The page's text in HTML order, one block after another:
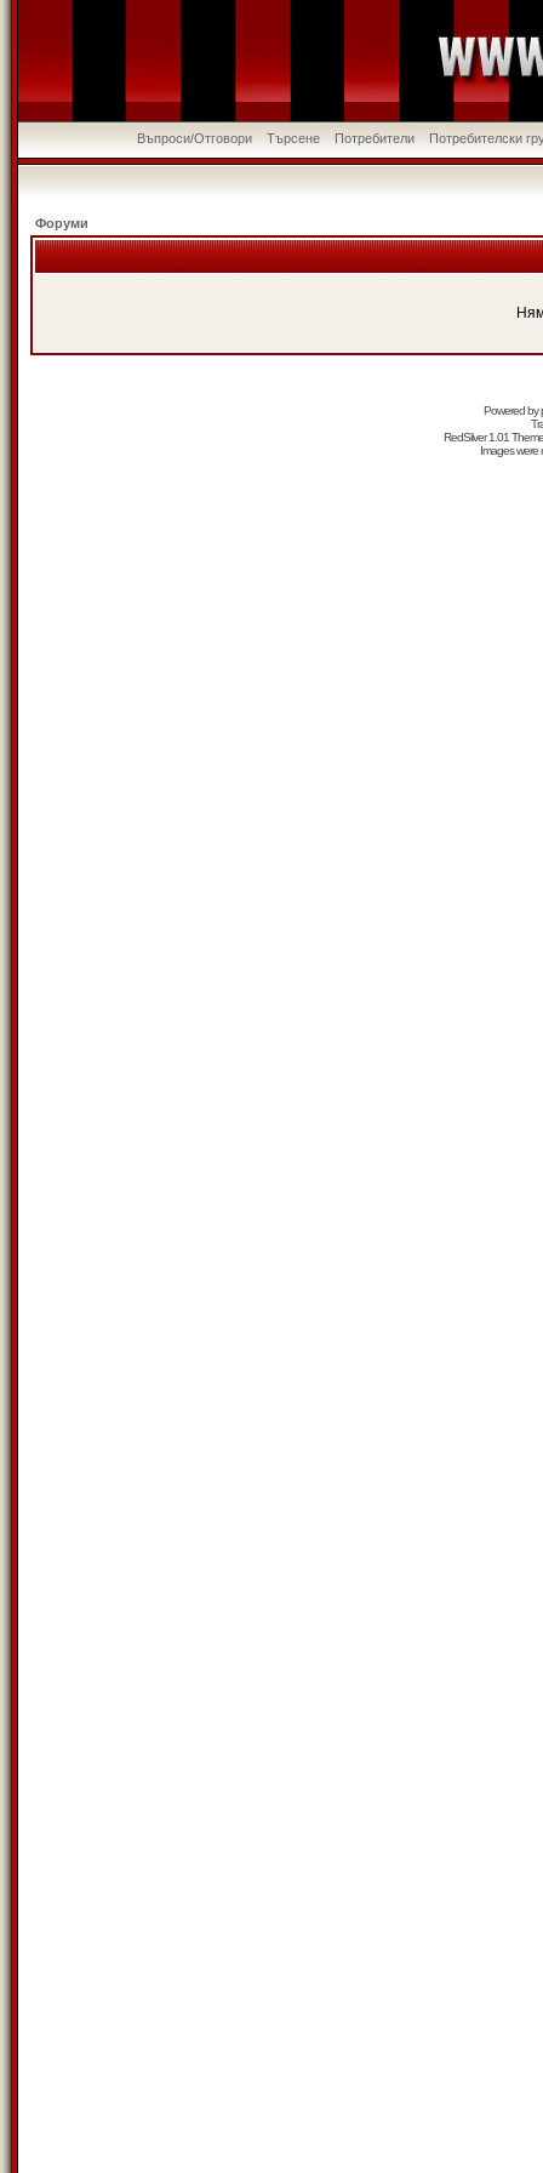
Въпроси/Отговори Търсене Потребители Потребителски
Форуми
Powered by
RedSilver 1.01
Images were